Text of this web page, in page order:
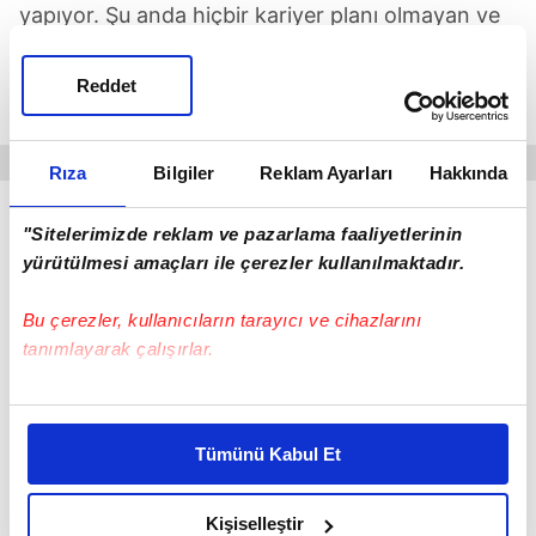
Rıza Bilgiler Reklam Ayarları Hakkında
"Sitelerimizde reklam ve pazarlama faaliyetlerinin
yürütülmesi amaçları ile çerezler kullanılmaktadır.
Bu çerezler, kullanıcıların tarayıcı ve cihazlarını
tanımlayarak çalışırlar.
Bu çerezlere izin vermeniz halinde sizlere özel
daha iyi reklam deneyimi yaşatabiliriz. Bunu yaparken
amacımızın size daha iyi bir reklam deneyimi sunmak
olduğunu ve sizlere en iyi içerikleri sunabilmek adına
Tümünü Kabul Et
Kişiselleştir
Reddet
yapıyor. Şu anda hiçbir kariyer planı olmayan ve
'lüküs hayat' yaşayan İspanyol hocanın mutluluğu
yüzünden okunuyor.